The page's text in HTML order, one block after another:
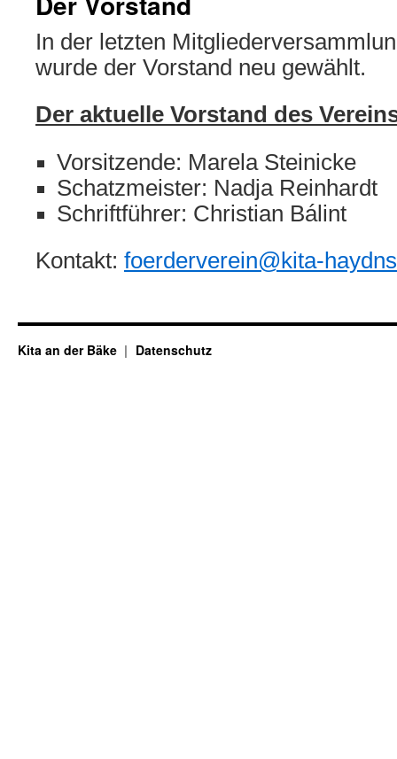
In der letzten
wurde der Vorstand neu gewählt.
Der aktuelle Vorstand des
Vorsitzende: Marela Steinicke
Schatzmeister: Nadja Reinhardt
Schriftführer: Christian Bálint
Kontakt: foerderverein@kita-
Kita an der Bäke Datenschutz